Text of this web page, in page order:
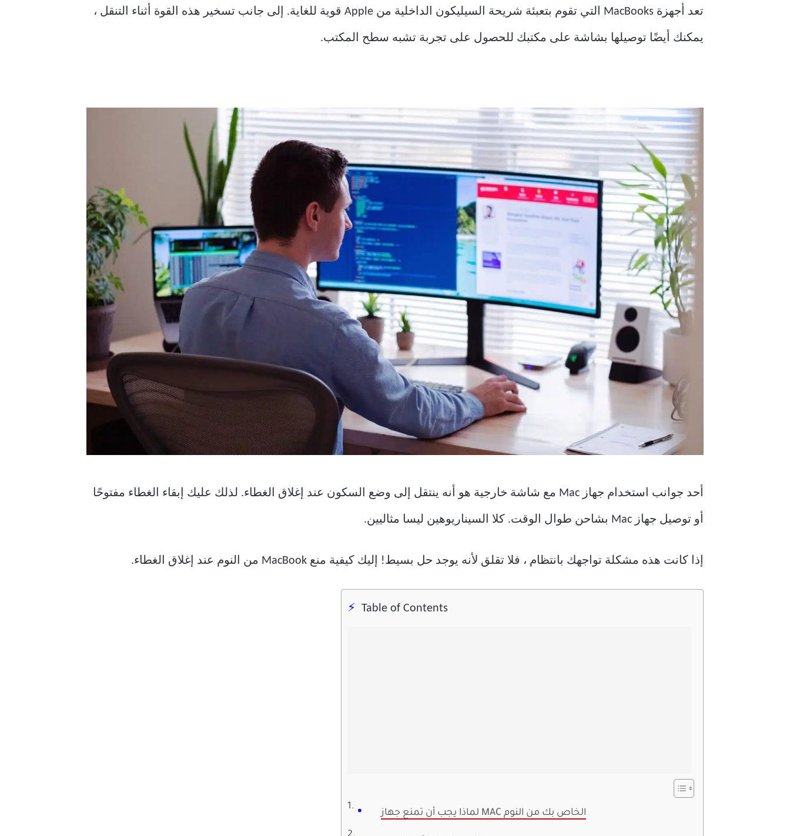
تعد أجهزة MacBooks التي تقوم بتعبئة شريحة السيليكون الداخلية من Apple قوية للغاية. إلى جانب تسخير هذه القوة أثناء التنقل ،
يمكنك أيضًا توصيلها بشاشة على مكتبك للحصول على تجربة تشبه سطح المكتب.
أحد جوانب استخدام جهاز Mac مع شاشة خارجية هو أنه ينتقل إلى وضع السكون عند إغلاق الغطاء. لذلك عليك إبقاء الغطاء مفتوحًا
أو توصيل جهاز Mac بشاحن طوال الوقت. كلا السيناريوهين ليسا مثاليين.
إذا كانت هذه مشكلة تواجهك بانتظام ، فلا تقلق لأنه يوجد حل بسيط! إليك كيفية منع MacBook من النوم عند إغلاق الغطاء.
Table of Contents
لماذا يجب أن تمنع جهاز MAC الخاص بك من النوم